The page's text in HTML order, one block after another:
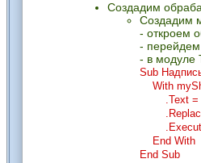
Создадим
Создадим
- откроем
- перейдем
- в модуле
Sub
With
.Text =
.Execute
End With
End Sub